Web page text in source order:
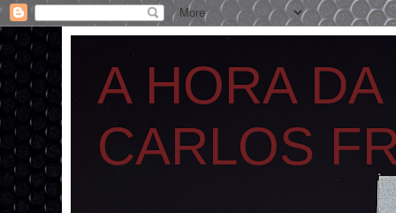
A HORA
CARLOS